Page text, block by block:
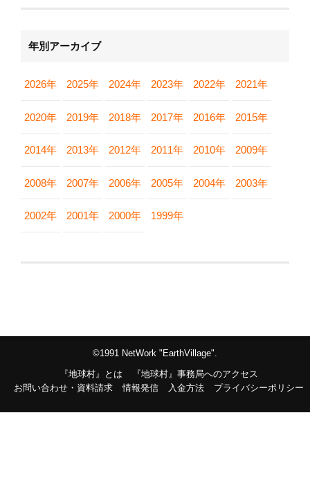
年別アーカイブ
2026年 2025年 2024年 2023年 2022年 2021年
2020年 2019年 2018年 2017年 2016年 2015年
2014年 2013年 2012年 2011年 2010年 2009年
2008年 2007年 2006年 2005年 2004年 2003年
2002年 2001年 2000年 1999年
©1991 NetWork "EarthVillage".
『地球村』とは
『地球村』事務局へのアクセス
お問い合わせ・資料請求
情報発信 入金方法 プライバシーポリシー